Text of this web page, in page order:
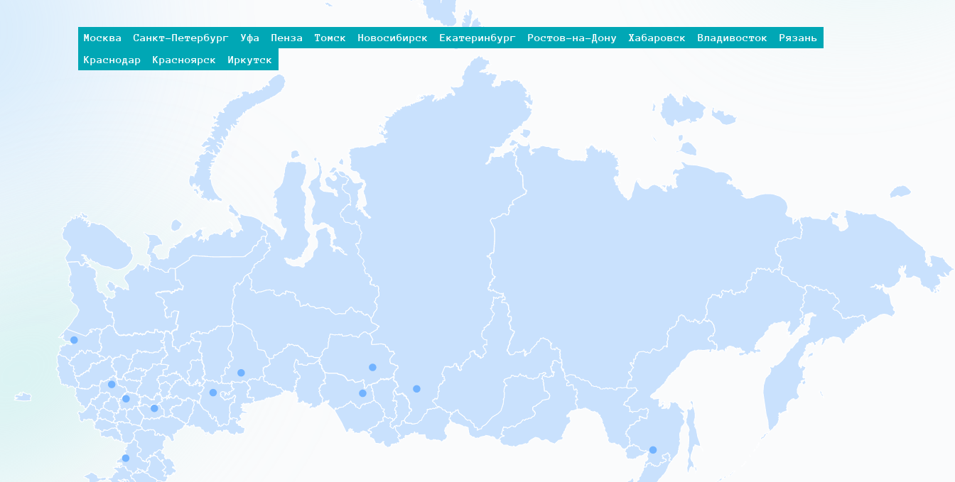
Москва Санкт-Петербург Уфа Пенза Томск Новосибирск Екатеринбург Ростов-на-Дону Хабаровск Владивосток
Рязань
Краснодар
Красноярск Иркутск